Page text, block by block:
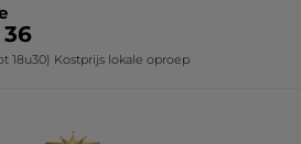
18u30) Kostprijs lokale oproep